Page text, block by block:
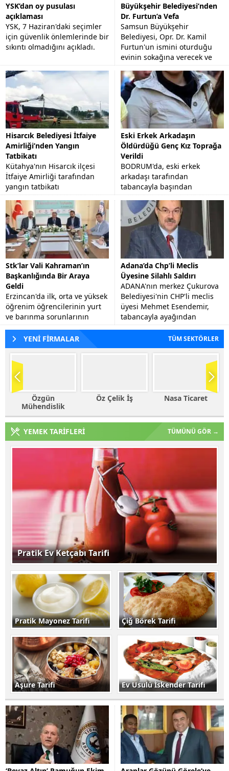
YSK’dan oy pusulası
açıklaması
YSK, 7 Haziran'daki seçimler
için güvenlik önlemlerinde bir
sıkıntı olmadığını açıkladı.
Büyükşehir Belediyesi’nden
Dr. Furtun’a Vefa
Samsun Büyükşehir
Belediyesi, Opr. Dr. Kamil
Furtun'un ismini oturduğu
evinin sokağına verecek ve
görev yaptığı hastanenin
bahçesine büstünü yapacak.
Hisarcık Belediyesi İtfaiye
Amirliği’nden Yangın
Tatbikatı
Kütahya'nın Hisarcık ilçesi
İtfaiye Amirliği tarafından
yangın tatbikatı
gerçekleştirildi.
Eski Erkek Arkadaşın
Öldürdüğü Genç Kız Toprağa
Verildi
BODRUM'da, eski erkek
arkadaşı tarafından
tabancayla başından
vurularak öldürülen 23
yaşındaki Funda Altınbezer,
memleketi Aydın'ın Nazilli
İlçesi'nde...
Stk’lar Vali Kahraman’ın
Başkanlığında Bir Araya
Geldi
Erzincan'da ilk, orta ve yüksek
öğrenim öğrencilerinin yurt
ve barınma sorunlarının
tespiti, eğitim kalitesinin
artırılmasına yönelik görüş
alışverişlerinde...
Adana’da Chp’li Meclis
Üyesine Silahlı Saldırı
ADANA'nın merkez Çukurova
Belediyesi'nin CHP'li meclis
üyesi Mehmet Esendemir,
tabancayla ayağından
vuruldu.
YENİ FİRMALAR
TÜM SEKTÖRLER
Öz Çelik İş Nasa Ticaret
Haleplioğlu
YEMEK TARİFLERİ TÜMÜNÜ GÖR →
Pratik Ev Ketçabı Tarifi
Pratik Mayonez Tarifi Çiğ Börek Tarifi
Aşure Tarifi Ev Usulü İskender Tarifi